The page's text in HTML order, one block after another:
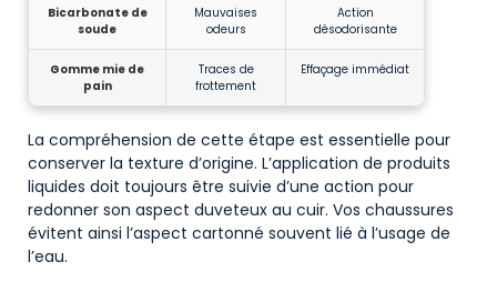
Bicarbonate de
soude
Mauvaises
odeurs
Action
désodorisante
Gomme mie de
pain
Traces de
frottement
Effaçage immédiat
La compréhension de cette étape est essentielle pour
conserver la texture d’origine. L’application de produits
liquides doit toujours être suivie d’une action pour
redonner son aspect duveteux au cuir. Vos chaussures
évitent ainsi l’aspect cartonné souvent lié à l’usage de
l’eau.